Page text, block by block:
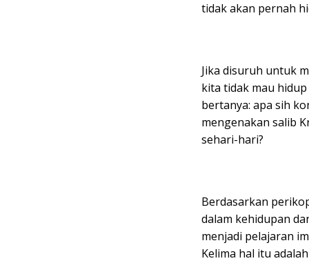
tidak akan pernah
Jika disuruh untuk
kita tidak mau
bertanya: apa sih
mengenakan salib
sehari-hari?
Berdasarkan
dalam kehidupan
menjadi pelajaran
Kelima hal itu